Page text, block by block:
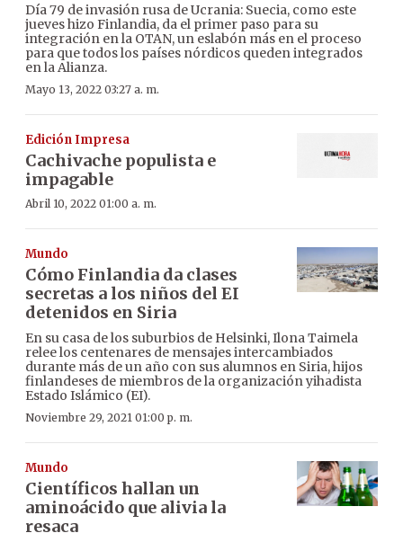
Día 79 de invasión rusa de Ucrania: Suecia, como este
jueves hizo Finlandia, da el primer paso para su
integración en la OTAN, un eslabón más en el proceso
para que todos los países nórdicos queden integrados
en la Alianza.
Mayo 13, 2022 03:27 a. m.
Edición Impresa
Cachivache populista e
impagable
Abril 10, 2022 01:00 a. m.
Mundo
Cómo Finlandia da clases
secretas a los niños del EI
detenidos en Siria
En su casa de los suburbios de Helsinki, Ilona Taimela
relee los centenares de mensajes intercambiados
durante más de un año con sus alumnos en Siria, hijos
finlandeses de miembros de la organización yihadista
Estado Islámico (EI).
Noviembre 29, 2021 01:00 p. m.
Mundo
Científicos hallan un
aminoácido que alivia la
resaca